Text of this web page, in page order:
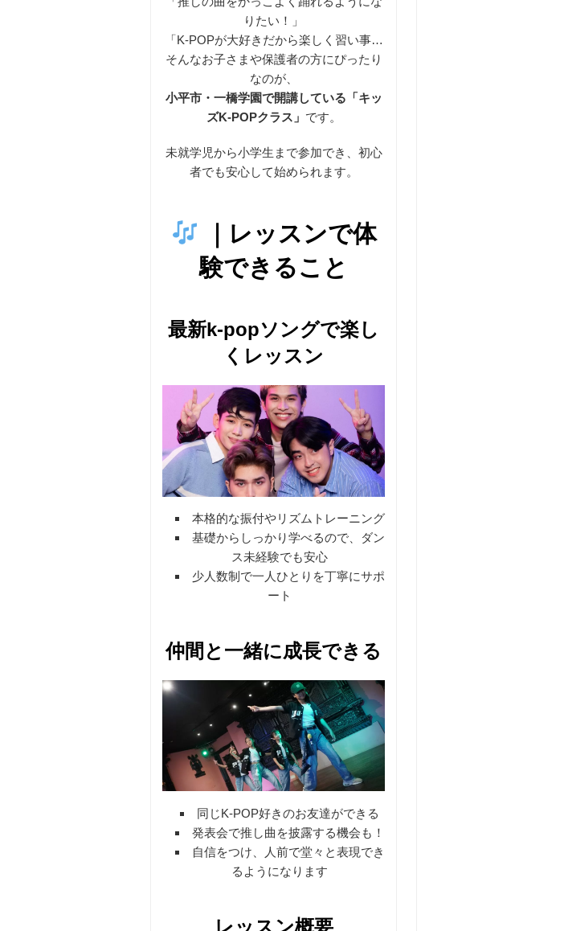
りたい！」
「K-POPが大好きだから楽しく習い事を
させたい」
そんなお子さまや保護者の方にぴったり
なのが、
小平市・一橋学園で開講している「キッ
ズK-POPクラス」 です。
未就学児から小学生まで参加でき、初心
者でも安心して始められます。
｜レッスンで体
験できること
最新k-popソングで楽し
くレッスン
本格的な振付やリズムトレーニング
基礎からしっかり学べるので、ダン
ス未経験でも安心
少人数制で一人ひとりを丁寧にサポ
ート
仲間と一緒に成長できる
同じK-POP好きのお友達ができる
発表会で推し曲を披露する機会も！
自信をつけ、人前で堂々と表現でき
るようになります
レッスン概要